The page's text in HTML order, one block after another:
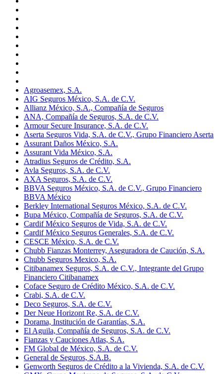
Agroasemex, S.A.
AIG Seguros México, S.A. de C.V.
Allianz México, S.A., Compañía de Seguros
ANA, Compañía de Seguros, S.A. de C.V.
Armour Secure Insurance, S.A. de C.V.
Aserta Seguros Vida, S.A. de C.V., Grupo Financiero Aserta
Assurant Daños México, S.A.
Assurant Vida México, S.A.
Atradius Seguros de Crédito, S.A.
Avla Seguros, S.A. de C.V.
AXA Seguros, S.A. de C.V.
BBVA Seguros México, S.A. de C.V., Grupo Financiero
BBVA México
Berkley International Seguros México, S.A. de C.V.
Bupa México, Compañía de Seguros, S.A. de C.V.
Cardif México Seguros de Vida, S.A. de C.V.
Cardif México Seguros Generales, S.A. de C.V.
CESCE México, S.A. de C.V.
Chubb Fianzas Monterrey, Aseguradora de Caución, S.A.
Chubb Seguros Mexico, S.A.
Citibanamex Seguros, S.A. de C.V., Integrante del Grupo
Financiero Citibanamex
Coface Seguro de Crédito México, S.A. de C.V.
Crabi, S.A. de C.V.
Deco Seguros, S.A. de C.V.
Der Neue Horizont Re, S.A. de C.V.
Dorama, Institución de Garantías, S.A.
El Aguila, Compañía de Seguros, S.A. de C.V.
Fianzas y Cauciones Atlas, S.A.
FM Global de México, S.A. de C.V.
General de Seguros, S.A.B.
Genworth Seguros de Crédito a la Vivienda, S.A. de C.V.